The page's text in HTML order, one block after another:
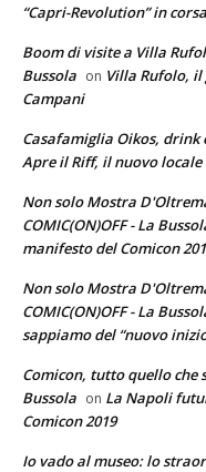
“Capri-Revolution” in
Boom di visite a Villa
Bussola on Villa Rufolo,
Campani
Casafamiglia Oikos, drink
Apre il Riff, il nuovo
Non solo Mostra
COMIC(ON)OFF - La
manifesto del Comicon
Non solo Mostra
COMIC(ON)OFF - La
sappiamo del “nuovo
Comicon, tutto quello che
Bussola on La Napoli
Comicon 2019
Io vado al museo: lo